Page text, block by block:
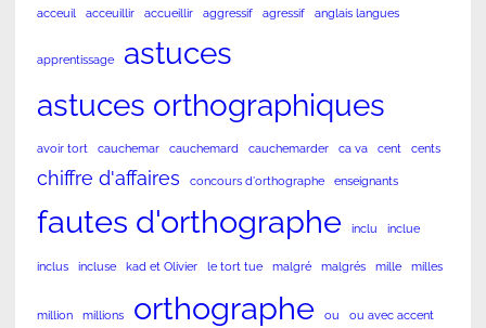
acceuil acceuillir accueillir aggressif agressif anglais langues
apprentissage
astuces
astuces orthographiques
avoir tort cauchemar cauchemard cauchemarder ca va cent cents
chiffre d'affaires concours d'orthographe enseignants
fautes d'orthographe inclu inclue
inclus incluse kad et Olivier le tort tue malgré malgrés mille milles
million millions orthographe ou ou avec accent